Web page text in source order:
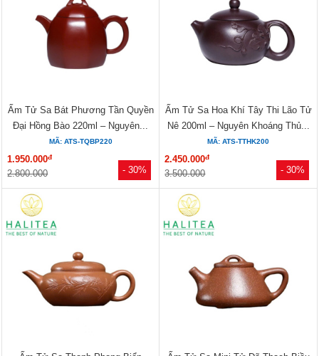
- 30%
Ấm Tử Sa Bát Phương Tần Quyền
Đại Hồng Bào 220ml – Nguyên...
MÃ: ATS-TQBP220
1.950.000đ
2.800.000 - 30%
Ấm Tử Sa Hoa Khí Tây Thi Lão Tử
Nê 200ml – Nguyên Khoáng Thủ...
MÃ: ATS-TTHK200
2.450.000đ
3.500.000